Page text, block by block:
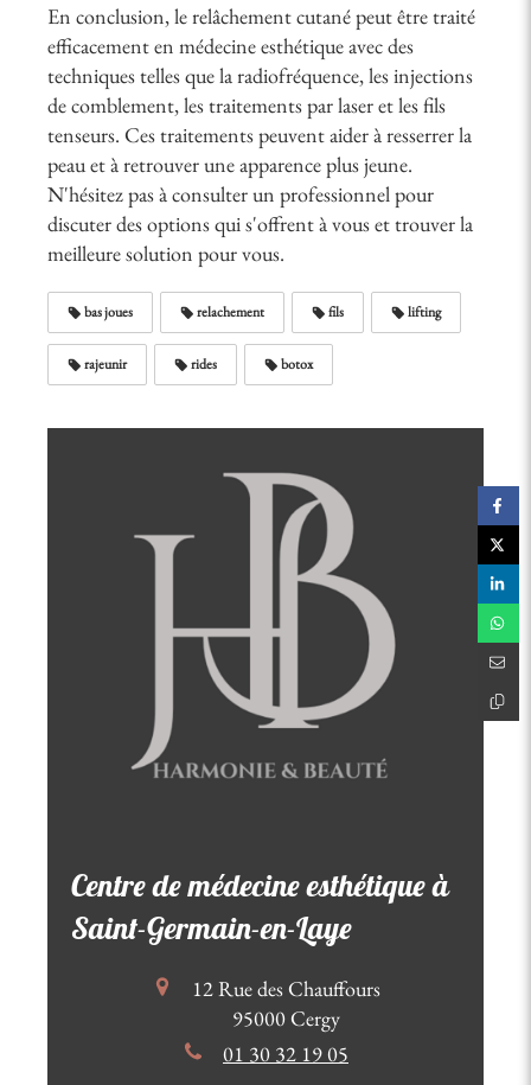
En conclusion, le relâchement cutané peut être traité
efficacement en médecine esthétique avec des
techniques telles que la radiofréquence, les injections
de comblement, les traitements par laser et les fils
tenseurs. Ces traitements peuvent aider à resserrer la
peau et à retrouver une apparence plus jeune.
N'hésitez pas à consulter un professionnel pour
discuter des options qui s'offrent à vous et trouver la
meilleure solution pour vous.
bas joues relachement fils lifting
rajeunir rides botox
Centre de médecine esthétique à
Saint-Germain-en-Laye
12 Rue des Chauffours
95000Cergy
01 30 32 19 05